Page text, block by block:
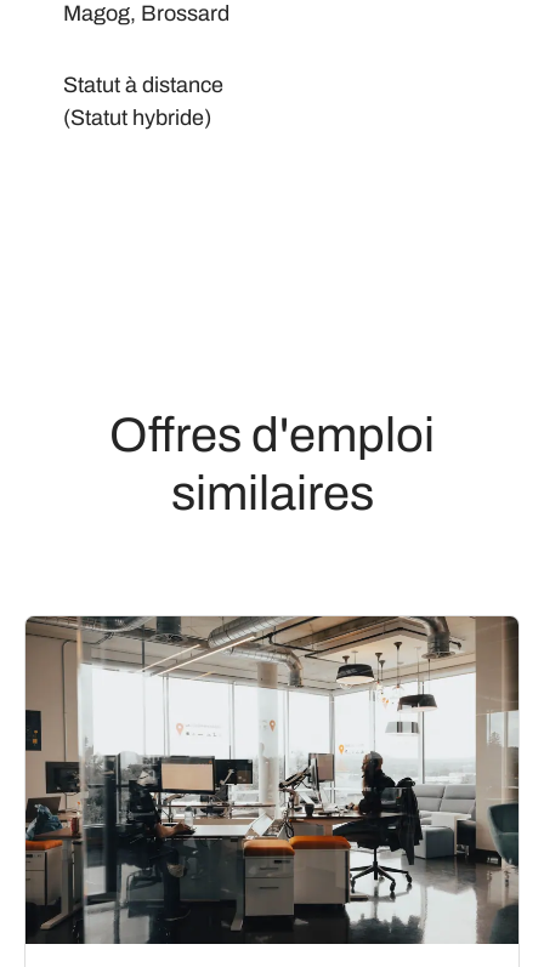
Magog, Brossard
Statut à distance
(Statut hybride)
Offres d'emploi
similaires